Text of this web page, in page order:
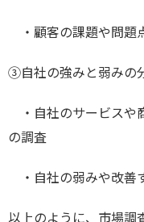
・顧客の課題や問題
③自社の強みと弱みの
・自社のサービスや
の調査
・自社の弱みや改善
以上のように、市場調